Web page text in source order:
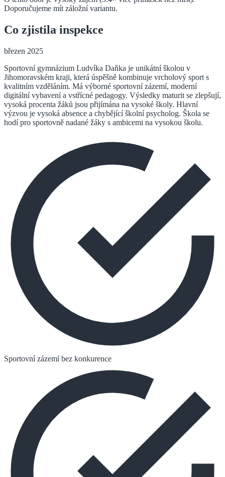
Doporučujeme mít záložní variantu.
Co zjistila inspekce
březen 2025
Sportovní gymnázium Ludvíka Daňka je unikátní školou v
Jihomoravském kraji, která úspěšně kombinuje vrcholový sport s
kvalitním vzděláním. Má výborné sportovní zázemí, moderní
digitální vybavení a vstřícné pedagogy. Výsledky maturit se zlepšují,
vysoká procenta žáků jsou přijímána na vysoké školy. Hlavní
výzvou je vysoká absence a chybějící školní psycholog. Škola se
hodí pro sportovně nadané žáky s ambicemi na vysokou školu.
Sportovní zázemí bez konkurence